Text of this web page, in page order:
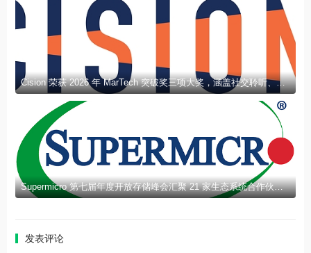
Cision 荣获 2026 年 MarTech 突破奖三项大奖，涵盖社交聆听、新闻稿发布及 AEO 领域
Supermicro 第七届年度开放存储峰会汇聚 21 家生态系统合作伙伴，分享规模化部署企业级 AI 的实用指南
发表评论